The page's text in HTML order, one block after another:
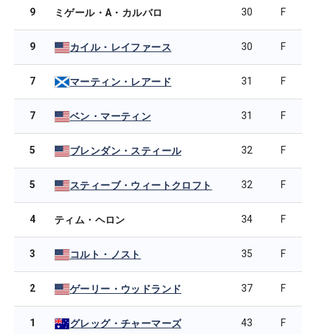
9 ミゲール・A・カルバロ 30 F
9 カイル・レイファース 30 F
7 マーティン・レアード 31 F
7 ベン・マーティン 31 F
5 ブレンダン・スティール 32 F
5 スティーブ・ウィートクロフト 32 F
4 ティム・ヘロン 34 F
3 コルト・ノスト 35 F
2 ゲーリー・ウッドランド 37 F
1 グレッグ・チャーマーズ 43 F